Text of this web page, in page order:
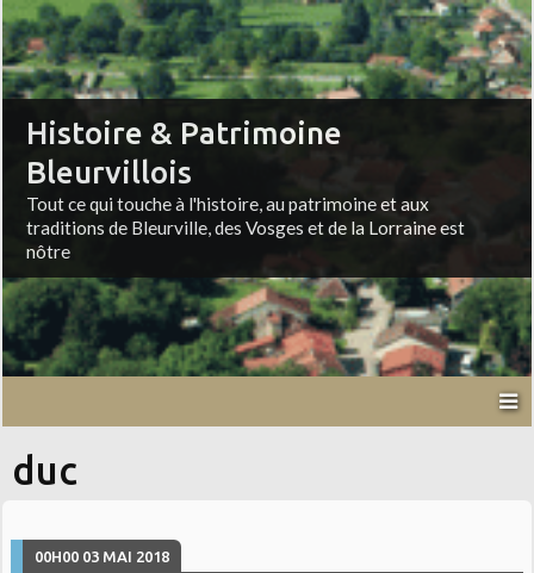
Histoire & Patrimoine
Bleurvillois
Tout ce qui touche à l'histoire, au patrimoine et aux
traditions de Bleurville, des Vosges et de la Lorraine est
nôtre
duc
00H00 03 MAI 2018